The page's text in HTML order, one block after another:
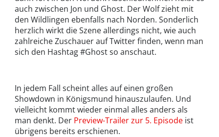
auch zwischen Jon und Ghost. Der Wolf zieht mit
den Wildlingen ebenfalls nach Norden. Sonderlich
herzlich wirkt die Szene allerdings nicht, wie auch
zahlreiche Zuschauer auf Twitter finden, wenn man
sich den Hashtag #Ghost so anschaut.
In jedem Fall scheint alles auf einen großen
Showdown in Königsmund hinauszulaufen. Und
vielleicht kommt wieder einmal alles anders als
man denkt. Der Preview-Trailer zur 5. Episode ist
übrigens bereits erschienen.